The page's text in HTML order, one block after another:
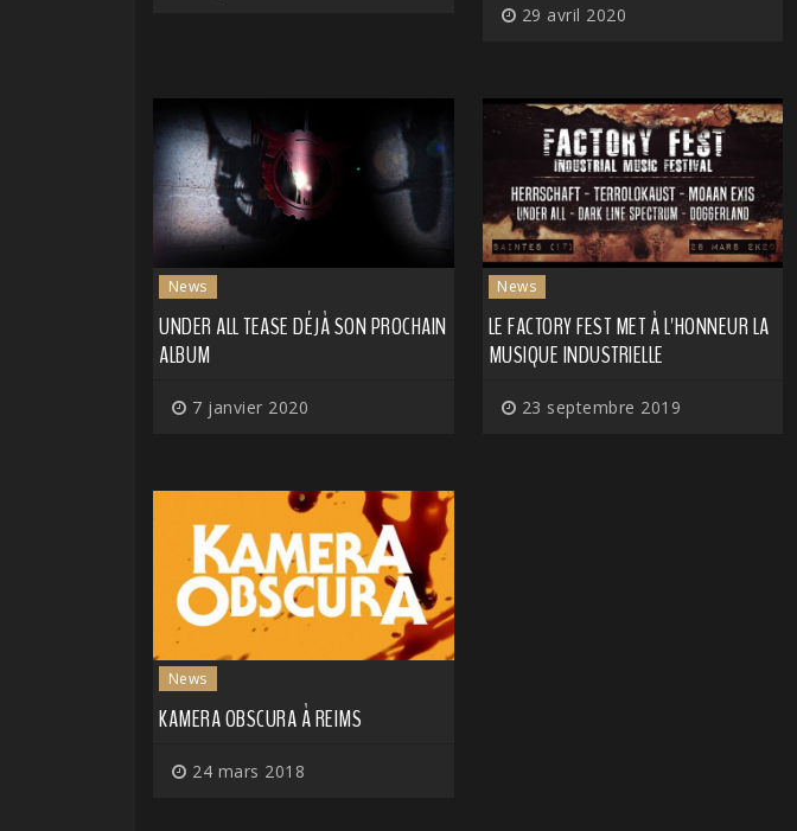
29 avril 2020
News
UNDER ALL TEASE DÉJÀ SON PROCHAIN
ALBUM
7 janvier 2020
News
LE FACTORY FEST MET À L'HONNEUR LA
MUSIQUE INDUSTRIELLE
23 septembre 2019
News
KAMERA OBSCURA À REIMS
24 mars 2018